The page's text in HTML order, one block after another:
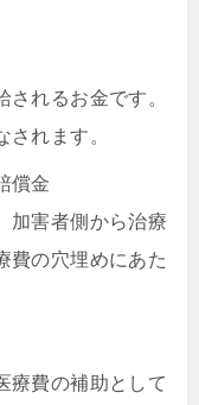
れるお金です。
れます。
償金
加害者側から治療
費の穴埋めにあた
療費の補助として